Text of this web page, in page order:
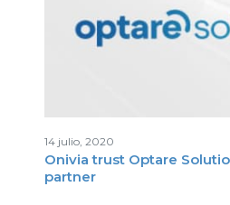
14 julio, 2020
Onivia trust Optare
partner